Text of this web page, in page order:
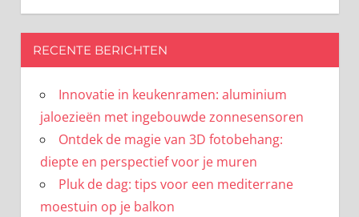
RECENTE BERICHTEN
Innovatie in keukenramen: aluminium
jaloezieën met ingebouwde zonnesensoren
Ontdek de magie van 3D fotobehang:
diepte en perspectief voor je muren
Pluk de dag: tips voor een mediterrane
moestuin op je balkon